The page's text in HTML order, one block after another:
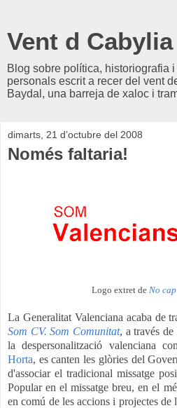
Vent d Cabylia
Blog sobre política, historiografia
personals escrit a recer del vent
Baydal, una barreja de xaloc i
dimarts, 21 d’octubre del 2008
Només faltaria!
Logo extret de No
La Generalitat Valenciana acaba de
Som CV. Som Comunitat, a través
la despersonalització valenciana
Horta, es canten les glòries del
d'associar el tradicional missatge
Popular en el missatge breu, en el
en comú de les accions i projectes de